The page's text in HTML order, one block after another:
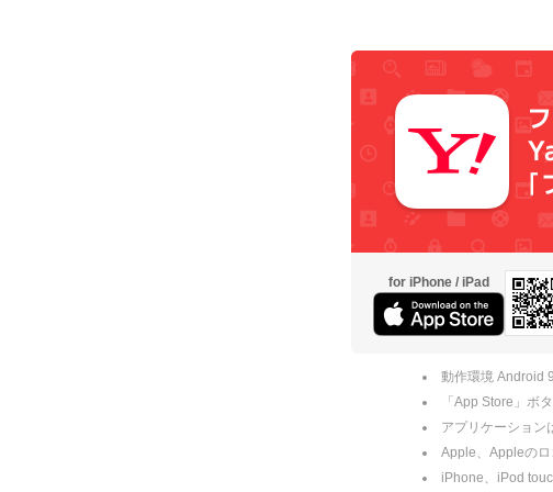
for iPhone / iPad
動作環境 Android
「App Store」ボ
アプリケーション
Apple、Appleの
iPhone、iPod